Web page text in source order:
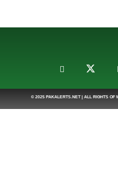
© 2025 PAKALERTS.NET| ALL RIGHTS OF